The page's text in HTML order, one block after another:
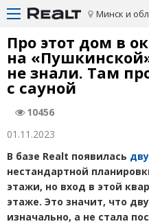
Минск и
Про этот дом в
на
не знали. Там
с сауной
10456
01.11.2023
В базе Realt появилась
нестандартной
этажи, но вход в этой
этаже. Это значит, что
изначально, а не стала